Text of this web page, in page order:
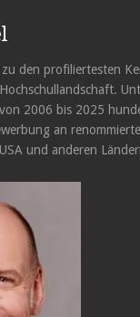
den profiliertesten
2006 bis 2025
an
und anderen